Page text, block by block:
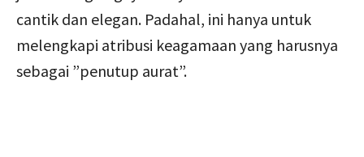
cantik dan elegan. Padahal, ini hanya untuk
melengkapi atribusi keagamaan yang harusnya
sebagai ”penutup aurat”.